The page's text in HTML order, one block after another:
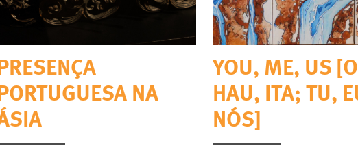
NA
YOU, ME, US
HAU, ITA; TU,
NÓS]